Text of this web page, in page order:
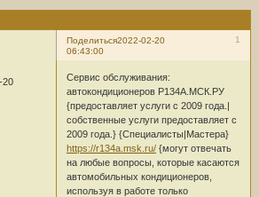
Поделиться 1
2022-02-20
06:43:00
20
Сервис обслуживания:
автокондиционеров Р134А.МСК.РУ
{предоставляет услуги с 2009 года.|
собственные услуги предоставляет с
2009 года.} {Специалисты|Мастера}
https://r134a.msk.ru/{могут отвечать
на любые вопросы, которые касаются
автомобильных кондиционеров,
используя в работе только